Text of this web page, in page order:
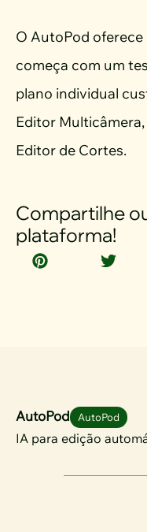
O AutoPod
começa com um
plano individual
Editor
Editor de Cortes.
Compartilhe
plataforma!
AutoPod AutoPod
IA para edição